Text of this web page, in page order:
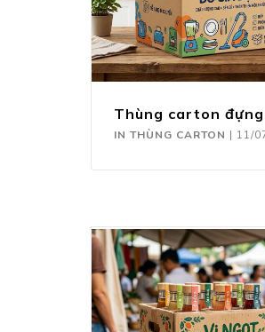
IN THÙNG CARTON | 11/